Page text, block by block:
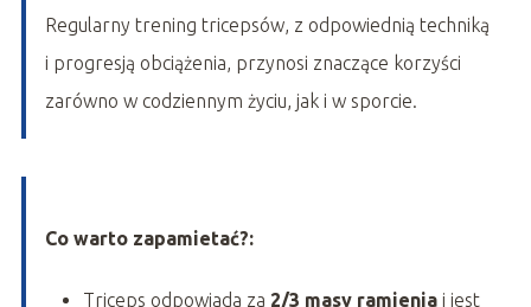
Regularny trening tricepsów, z odpowiednią techniką
i progresją obciążenia, przynosi znaczące korzyści
zarówno w codziennym życiu, jak i w sporcie.
Co warto zapamietać?:
Triceps odpowiada za 2/3 masy ramieniai jest